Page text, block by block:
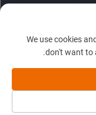
We use cookies
don't want to